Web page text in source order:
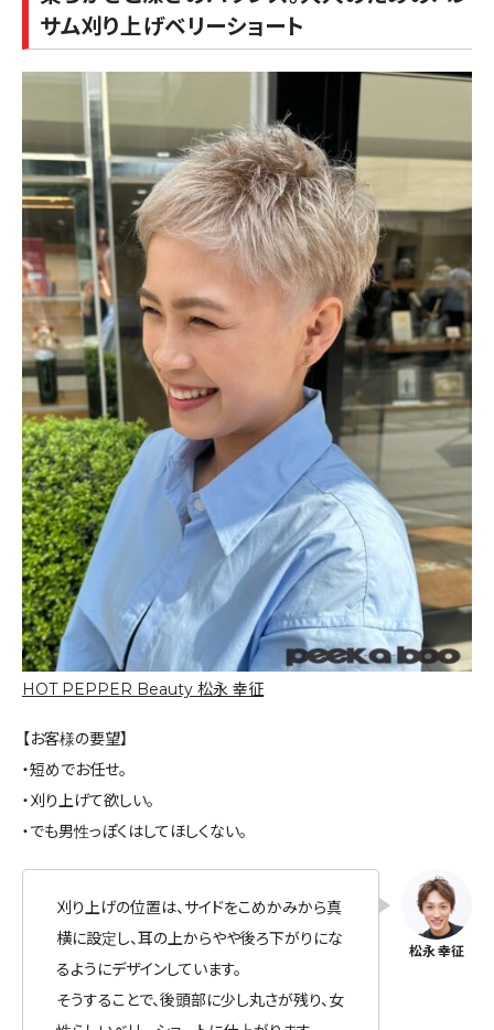
サム刈り上げベリーショート
HOT PEPPER Beauty 松永 幸征
【お客様の要望】
・短めでお任せ。
・刈り上げて欲しい。
・でも男性っぽくはしてほしくない。
刈り上げの位置は、サイドをこめかみから真
横に設定し、耳の上からやや後ろ下がりにな
るようにデザインしています。
そうすることで、後頭部に少し丸さが残り、女